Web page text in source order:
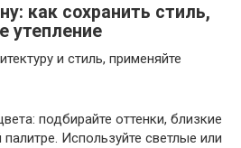
как сохранить стиль,
утепление
и стиль, применяйте
подбирайте оттенки, близкие
палитре. Используйте светлые или